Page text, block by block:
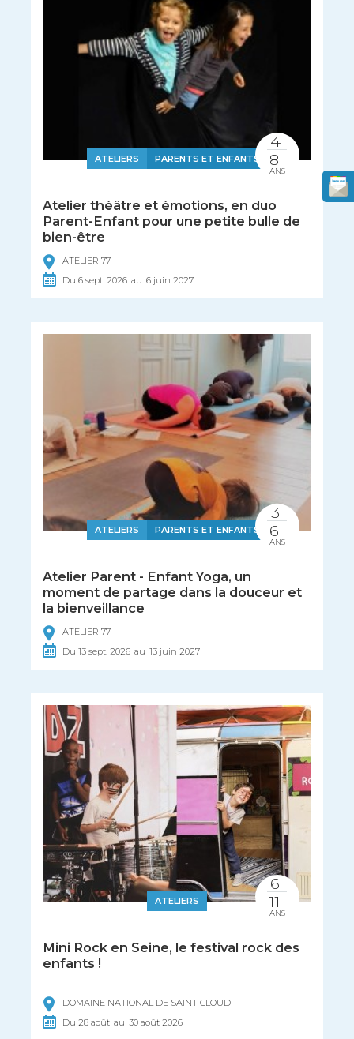
ATELIERS PARENTS ET ENFANTS
Atelier théâtre et émotions, en duo
Parent-Enfant pour une petite bulle de
bien-être
ATELIER 77
Du6sept. 2026 au 6 juin 2027
4
8
ANS
ATELIERS PARENTS ET ENFANTS
Atelier Parent - Enfant Yoga, un
moment de partage dans la douceur et
la bienveillance
ATELIER 77
Du13sept. 2026 au 13 juin 2027
3
6
ANS
ATELIERS
Mini Rock en Seine, le festival rock des
enfants !
DOMAINE NATIONAL DE SAINT CLOUD
Du28août au 30août 2026
6
11
ANS